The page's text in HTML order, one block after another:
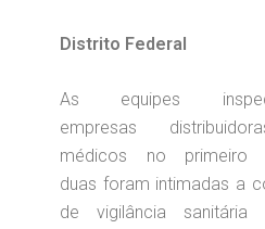
Distrito Federal
As equipes
empresas
médicos no primeiro
duas foram intimadas a
de vigilância